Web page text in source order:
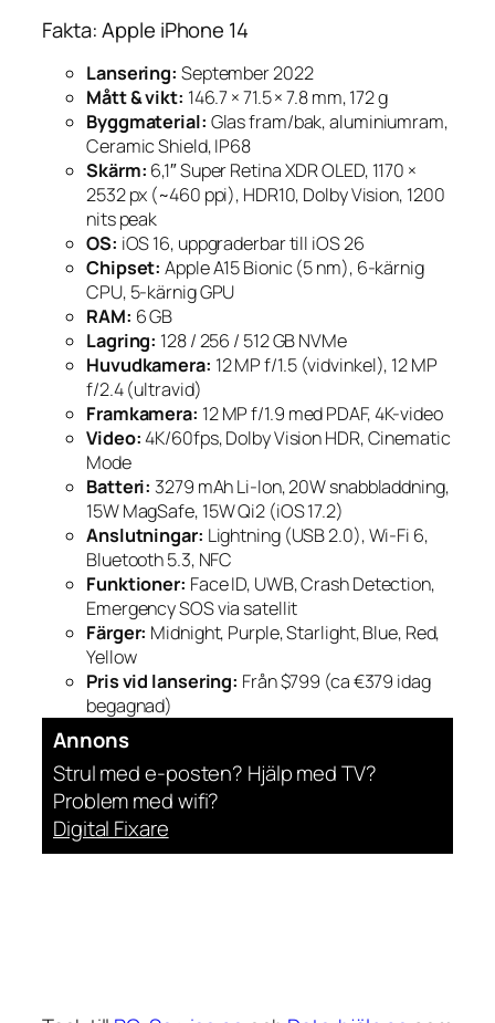
Fakta: Apple iPhone 14
Lansering: September 2022
Mått & vikt: 146.7 × 71.5 × 7.8 mm, 172 g
Byggmaterial: Glas fram/bak, aluminiumram,
Ceramic Shield, IP68
Skärm: 6,1″ Super Retina XDR OLED, 1170 ×
2532 px (~460 ppi), HDR10, Dolby Vision, 1200
nits peak
OS: iOS 16, uppgraderbar till iOS 26
Chipset: Apple A15 Bionic (5 nm), 6-kärnig
CPU, 5-kärnig GPU
RAM: 6 GB
Lagring: 128 / 256 / 512 GB NVMe
Huvudkamera: 12 MP f/1.5 (vidvinkel), 12 MP
f/2.4 (ultravid)
Framkamera: 12 MP f/1.9 med PDAF, 4K-video
Video:4K/60fps, Dolby Vision HDR, Cinematic
Mode
Batteri: 3279 mAh Li-Ion, 20W snabbladdning,
15W MagSafe, 15W Qi2 (iOS 17.2)
Anslutningar: Lightning (USB 2.0), Wi-Fi 6,
Bluetooth 5.3, NFC
Funktioner: Face ID, UWB, Crash Detection,
Emergency SOS via satellit
Färger: Midnight, Purple, Starlight, Blue, Red,
Yellow
Pris vid lansering: Från $799 (ca €379 idag
begagnad)
Annons
Strul med e-posten? Hjälp med TV?
Problem med wifi?
Digital Fixare